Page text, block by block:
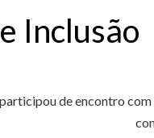
Inclusão
de encontro